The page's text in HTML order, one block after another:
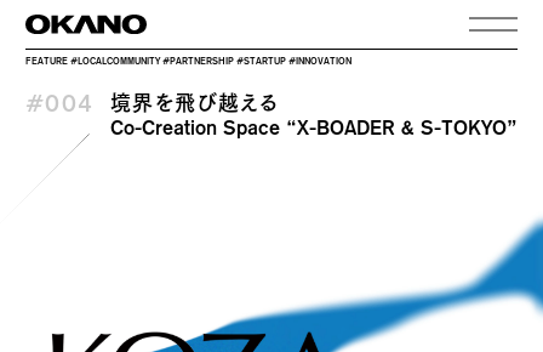
FEATURE #LOCALCOMMUNITY #PARTNERSHIP #STARTUP #INNOVATION
#004 境界を飛び越える
Co-Creation Space “X-BOADER & S-TOKYO”